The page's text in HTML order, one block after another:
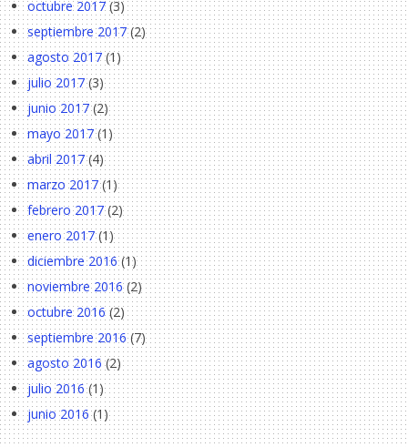
octubre 2017 (3)
septiembre 2017(2)
agosto 2017(1)
julio 2017(3)
junio 2017(2)
mayo 2017(1)
abril 2017(4)
marzo 2017(1)
febrero 2017(2)
enero 2017(1)
diciembre 2016(1)
noviembre 2016(2)
octubre 2016 (2)
septiembre 2016(7)
agosto 2016 (2)
julio 2016(1)
junio 2016(1)